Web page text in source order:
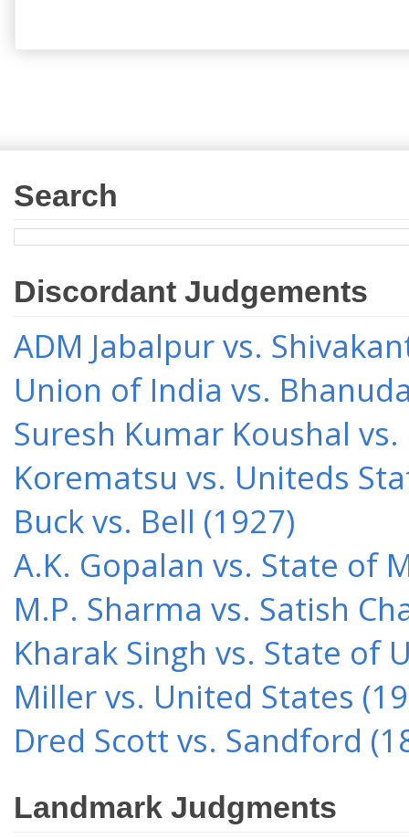
Search
Discordant Judgements
ADM Jabalpur vs.
Union of India vs.
Suresh Kumar Koushal
Korematsu vs. Uniteds
Buck vs. Bell (1927)
A.K. Gopalan vs. State of
M.P. Sharma vs. Satish
Kharak Singh vs. State of
Miller vs. United States
Dred Scott vs. Sandford
Landmark Judgments